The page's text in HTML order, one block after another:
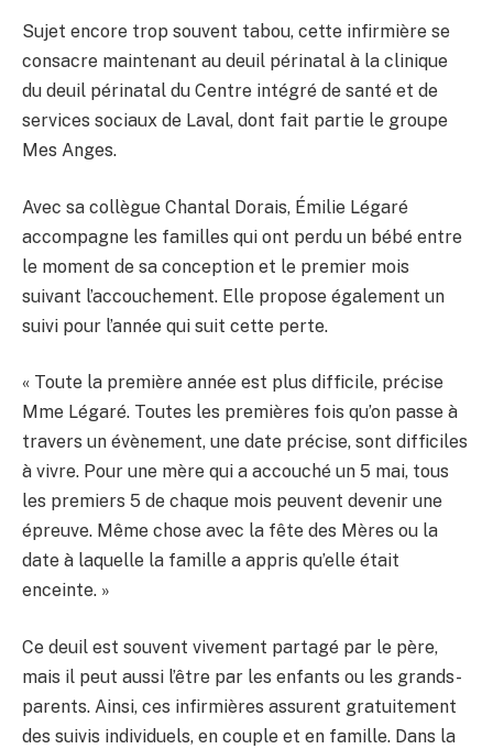
Sujet encore trop souvent tabou, cette infirmière se
consacre maintenant au deuil périnatal à la clinique
du deuil périnatal du Centre intégré de santé et de
services sociaux de Laval, dont fait partie le groupe
Mes Anges.
Avec sa collègue Chantal Dorais, Émilie Légaré
accompagne les familles qui ont perdu un bébé entre
le moment de sa conception et le premier mois
suivant l’accouchement. Elle propose également un
suivi pour l’année qui suit cette perte.
« Toute la première année est plus difficile, précise
Mme Légaré. Toutes les premières fois qu’on passe à
travers un évènement, une date précise, sont difficiles
à vivre. Pour une mère qui a accouché un 5 mai, tous
les premiers 5 de chaque mois peuvent devenir une
épreuve. Même chose avec la fête des Mères ou la
date à laquelle la famille a appris qu’elle était
enceinte. »
Ce deuil est souvent vivement partagé par le père,
mais il peut aussi l’être par les enfants ou les grands-
parents. Ainsi, ces infirmières assurent gratuitement
des suivis individuels, en couple et en famille. Dans la